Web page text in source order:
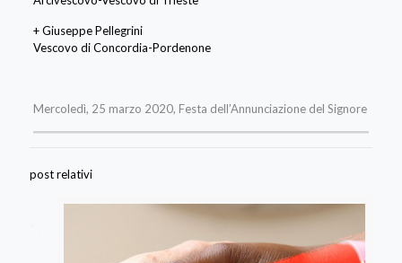
+ Giuseppe Pellegrini
Vescovo di Concordia-Pordenone
Mercoledì, 25 marzo 2020, Festa dell’Annunciazione del Signore
post relativi